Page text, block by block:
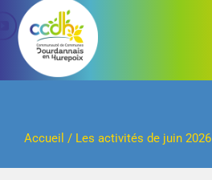
Passer
contenu
Accueil / Les activités de juin 2026